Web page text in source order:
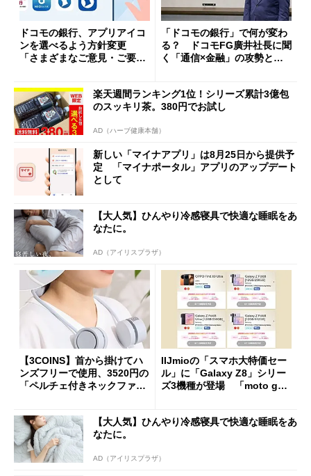
ドコモの銀行、アプリアイコ
ンを選べるよう方針変更
「さまざまなご意見・ご要望
「ドコモの銀行」で何が変わ
る？ ドコモFG廣井社長に聞
く「通信×金融」の攻勢とグ
楽天週間ランキング1位！シリーズ累計3億包
のスッキリ茶。380円でお試し
AD（ハーブ健康本舗）
新しい「マイナアプリ」は8月25日から提供予
定 「マイナポータル」アプリのアップデート
として
【大人気】ひんやり冷感寝具で快適な睡眠をあ
なたに。
AD（アイリスプラザ）
【3COINS】首から掛けてハ
ンズフリーで使用、3520円の
「ペルチェ付きネックファ
IIJmioの「スマホ大特価セー
ル」に「Galaxy Z8」シリー
ズ3機種が登場 「moto g37
【大人気】ひんやり冷感寝具で快適な睡眠をあ
なたに。
AD（アイリスプラザ）